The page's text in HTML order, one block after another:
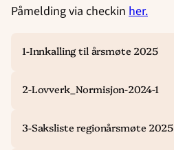
Påmelding via checkin her.
1-Innkalling til årsmøte 2025
2-Lovverk_Normisjon-2024-1
3-Saksliste regionårsmøte 2025